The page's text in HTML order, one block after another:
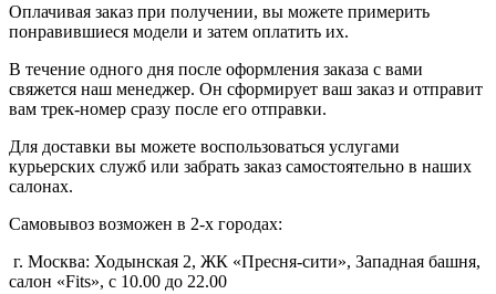
Оплачивая заказ при получении, вы можете примерить
понравившиеся модели и затем оплатить их.
В течение одного дня после оформления заказа с вами
свяжется наш менеджер. Он сформирует ваш заказ и отправит
вам трек-номер сразу после его отправки.
Для доставки вы можете воспользоваться услугами
курьерских служб или забрать заказ самостоятельно в наших
салонах.
Самовывоз возможен в 2-х городах:
г. Москва: Ходынская 2, ЖК «Пресня-сити», Западная башня,
салон «Fits», с 10.00 до 22.00